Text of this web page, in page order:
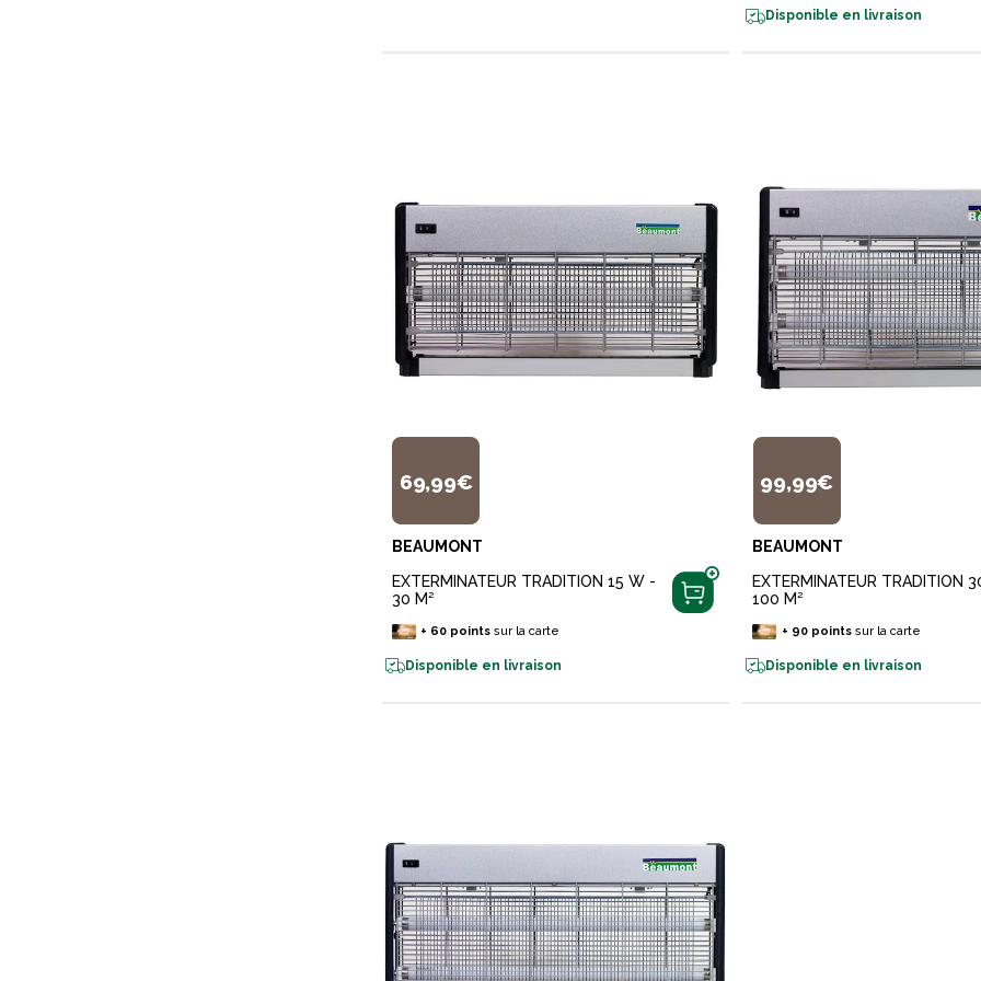
Disponible en livraison
69,99€
BEAUMONT
EXTERMINATEUR TRADITION 15 W -
30 M²
+ 60 points sur la carte
Disponible en livraison
99,99€
BEAUMONT
EXTERMINATEUR TRADITION
100 M²
+ 90pointssur la carte
Disponible en livraison